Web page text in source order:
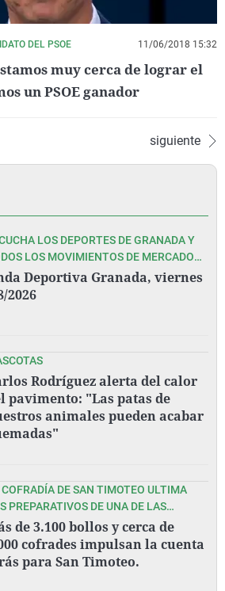
DEL PSOE 11/06/2018 15:32
muy cerca de lograr el
un PSOE ganador
siguiente
LOS DEPORTES DE GRANADA Y
LOS MOVIMIENTOS DE MERCADO
ESTA PRETEMPORADA DEL GRANADA
CON PEDRO LARA Y TODO SU EQUIPO
Deportiva Granada, viernes
2026
Rodríguez alerta del calor
pavimento: "Las patas de
animales pueden acabar
DE SAN TIMOTEO ULTIMA
PREPARATIVOS DE UNA DE LAS
FIESTAS DEL VERANO
de 3.100 bollos y cerca de
cofrades impulsan la cuenta
para San Timoteo.